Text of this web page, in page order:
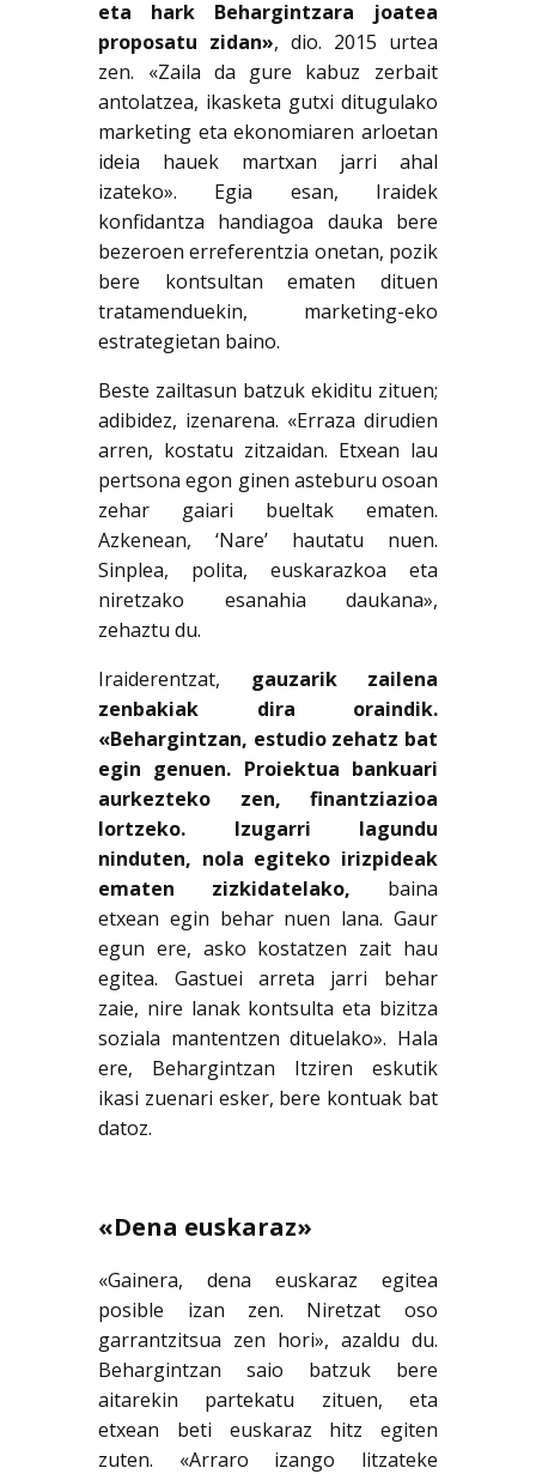
eta hark Behargintzara joatea
proposatu zidan», dio. 2015 urtea
zen. «Zaila da gure kabuz zerbait
antolatzea, ikasketa gutxi ditugulako
marketing eta ekonomiaren arloetan
ideia hauek martxan jarri ahal
izateko». Egia esan, Iraidek
konfidantza handiagoa dauka bere
bezeroen erreferentzia onetan, pozik
bere kontsultan ematen dituen
tratamenduekin, marketing-eko
estrategietan baino.
Beste zailtasun batzuk ekiditu zituen;
adibidez, izenarena. «Erraza dirudien
arren, kostatu zitzaidan. Etxean lau
pertsona egon ginen asteburu osoan
zehar gaiari bueltak ematen.
Azkenean, ‘Nare’ hautatu nuen.
Sinplea, polita, euskarazkoa eta
niretzako esanahia daukana»,
zehaztu du.
Iraiderentzat, gauzarik zailena
zenbakiak dira oraindik.
«Behargintzan, estudio zehatz bat
egin genuen. Proiektua bankuari
aurkezteko zen, finantziazioa
lortzeko. Izugarri lagundu
ninduten, nola egiteko irizpideak
ematen zizkidatelako, baina
etxean egin behar nuen lana. Gaur
egun ere, asko kostatzen zait hau
egitea. Gastuei arreta jarri behar
zaie, nire lanak kontsulta eta bizitza
soziala mantentzen dituelako». Hala
ere, Behargintzan Itziren eskutik
ikasi zuenari esker, bere kontuak bat
datoz.
«Dena euskaraz»
«Gainera, dena euskaraz egitea
posible izan zen. Niretzat oso
garrantzitsua zen hori», azaldu du.
Behargintzan saio batzuk bere
aitarekin partekatu zituen, eta
etxean beti euskaraz hitz egiten
zuten. «Arraro izango litzateke